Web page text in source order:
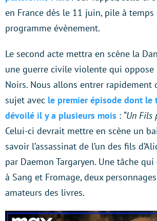
en France dès le 11 juin, pile à
programme évènement.
Le second acte mettra en scène la
une guerre civile violente qui oppose
Noirs. Nous allons entrer rapidement
sujet avec le premier épisode dont le
dévoilé il y a plusieurs mois : “Un Fils
Celui-ci devrait mettre en scène un
savoir l’assassinat de l’un des fils
par Daemon Targaryen. Une tâche
à Sang et Fromage, deux
amateurs des livres.